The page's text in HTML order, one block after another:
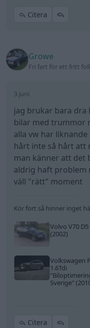
Citera
Growe
Fri fart för ett fritt
3 juni
jag brukar bara dra
bilar med trummor
alla vw har
hårt inte så hårt att
man känner att
aldrig haft problem
väll "rätt" moment
Kör fort så hinner inget
Volvo V70 D5
(2002)
Volkswagen
1.6Tdi
Sverige"
Citera